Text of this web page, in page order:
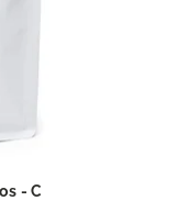
- C